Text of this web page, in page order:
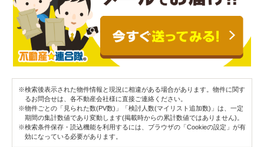
※検索後表示された物件情報と現況に相違がある場合があります。物件に関す
るお問合せは、各不動産会社様に直接ご連絡ください。
※物件ごとの「見られた数(PV数)」「検討人数(マイリスト追加数)」は、一定
期間の集計数値であり変動します(掲載時からの累計数値ではありません)。
※検索条件保存・読込機能を利用するには、ブラウザの「Cookieの設定」が有
効になっている必要があります。